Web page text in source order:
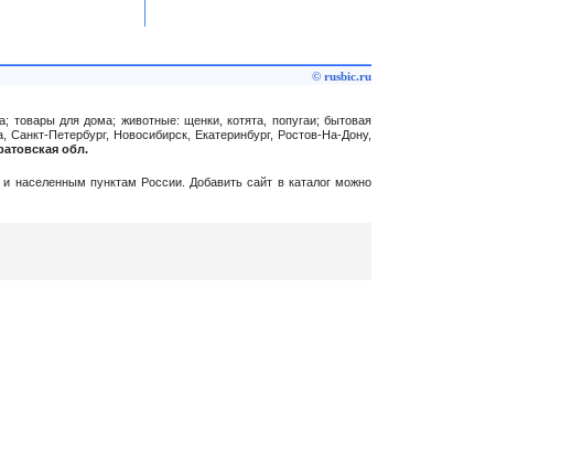
© rusbic.ru
товары для дома; животные: щенки, котята, попугаи; бытовая
Петербург, Новосибирск, Екатеринбург, Ростов-На-Дону,
обл.
населенным пунктам России. Добавить сайт в каталог можно